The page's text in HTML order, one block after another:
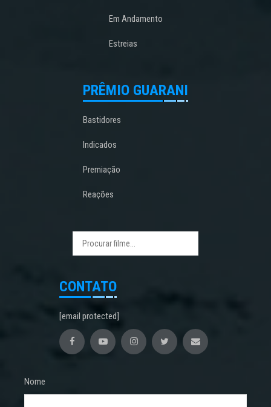
Em Andamento
Estreias
PRÊMIO GUARANI
Bastidores
Indicados
Premiação
Reações
CONTATO
[email protected]
Nome